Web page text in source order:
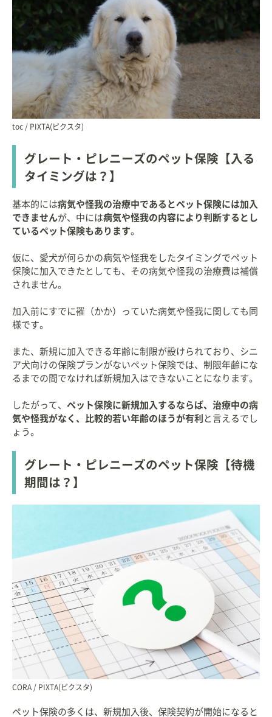
toc / PIXTA(ピクスタ)
グレート・ピレニーズのペット保険【入る
タイミングは？】
基本的には病気や怪我の治療中であるとペット保険には加入
できませんが、中には病気や怪我の内容により判断するとし
ているペット保険もあります。
仮に、愛犬が何らかの病気や怪我をしたタイミングでペット
保険に加入できたとしても、その病気や怪我の治療費は補償
されません。
加入前にすでに罹（かか）っていた病気や怪我に関しても同
様です。
また、新規に加入できる年齢に制限が設けられており、シニ
ア犬向けの保険プランがないペット保険では、制限年齢にな
るまでの間でなければ新規加入はできないことになります。
したがって、 ペット保険に新規加入するならば、治療中の病
気や怪我がなく、比較的若い年齢のほうが有利 と言えるでし
ょう。
グレート・ピレニーズのペット保険【待機
期間は？】
CORA / PIXTA(ピクスタ)
ペット保険の多くは、新規加入後、保険契約が開始になると